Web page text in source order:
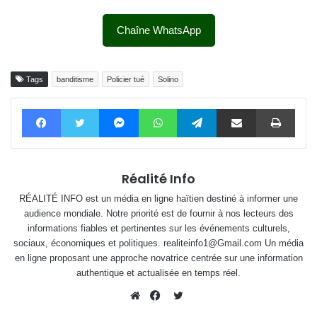
Chaîne WhatsApp
Tags banditisme Policier tué Solino
FacebookTwitter MessengerWhatsAppTelegram Partager par email
Réalité Info
RÉALITÉ INFO est un média en ligne haïtien destiné à informer une
audience mondiale. Notre priorité est de fournir à nos lecteurs des
informations fiables et pertinentes sur les événements culturels,
sociaux, économiques et politiques. realiteinfo1@Gmail.com Un média
en ligne proposant une approche novatrice centrée sur une information
authentique et actualisée en temps réel.